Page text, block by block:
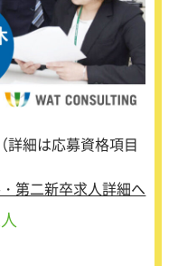
社員としての契約
は97％（昨年度実
、235名が正社員登
ど自己都合によるも
の基礎知識」などを
きます。
Windows OS」だけ
」にも触れて、基本
ン技術を習得いただ
修
等、仮想環境やク
(Web、AP、DB等)
トール、及び設定
詳細は応募資格項目
第二新卒求人詳細へ